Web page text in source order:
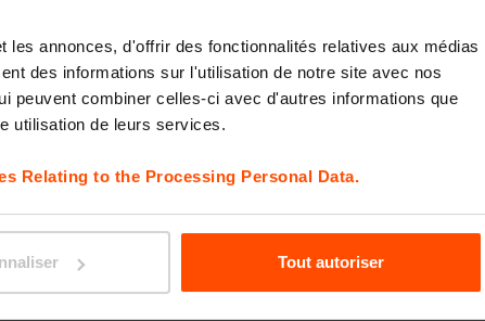
annonces, d'offrir des fonctionnalités relatives aux médias
des informations sur l'utilisation de notre site avec nos
peuvent combiner celles-ci avec d'autres informations que
utilisation de leurs services.
Relating to the Processing Personal Data.
Tout autoriser
AUREO